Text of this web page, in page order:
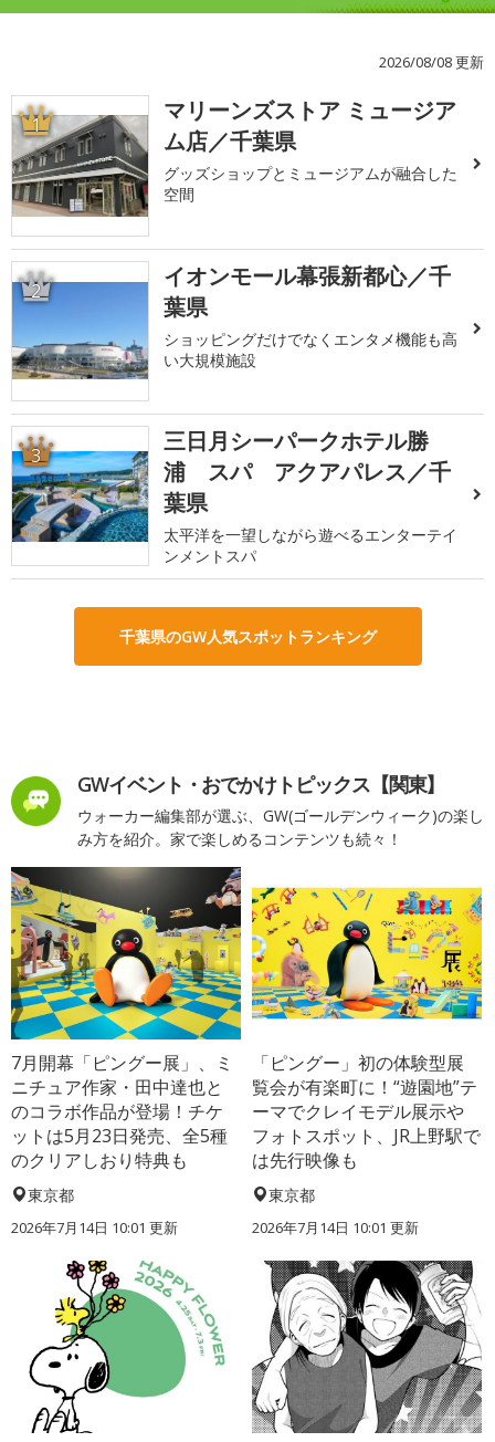
2026/08/08 更新
1
マリーンズストア ミュージア
ム店／千葉県
グッズショップとミュージアムが融合した
空間
2
イオンモール幕張新都心／千
葉県
ショッピングだけでなくエンタメ機能も高
い大規模施設
3
三日月シーパークホテル勝
浦 スパ アクアパレス／千
葉県
太平洋を一望しながら遊べるエンターテイ
ンメントスパ
千葉県のGW人気スポットランキング
GWイベント・おでかけトピックス【関東】
ウォーカー編集部が選ぶ、GW(ゴールデンウィーク)の楽し
み方を紹介。家で楽しめるコンテンツも続々！
7月開幕「ピングー展」、ミ
ニチュア作家・田中達也と
のコラボ作品が登場！チケ
ットは5月23日発売、全5種
のクリアしおり特典も
東京都
2026年7月14日 10:01 更新
「ピングー」初の体験型展
覧会が有楽町に！“遊園地”テ
ーマでクレイモデル展示や
フォトスポット、JR上野駅で
は先行映像も
東京都
2026年7月14日 10:01 更新